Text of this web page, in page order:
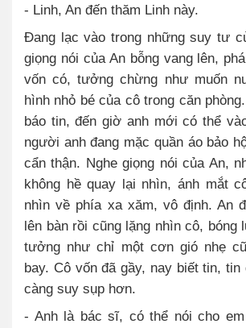
- Linh, An đến thăm Linh này.
Đang lạc vào trong những suy tư
giọng nói của An bỗng vang lên,
vốn có, tưởng chừng như muốn
hình nhỏ bé của cô trong căn
báo tin, đến giờ anh mới có thể
người anh đang mặc quần áo bảo
cẩn thận. Nghe giọng nói của An,
không hề quay lại nhìn, ánh mắt
nhìn về phía xa xăm, vô định. An
lên bàn rồi cũng lặng nhìn cô, bóng
tưởng như chỉ một cơn gió nhẹ
bay. Cô vốn đã gầy, nay biết tin,
càng suy sụp hơn.
- Anh là bác sĩ, có thể nói cho